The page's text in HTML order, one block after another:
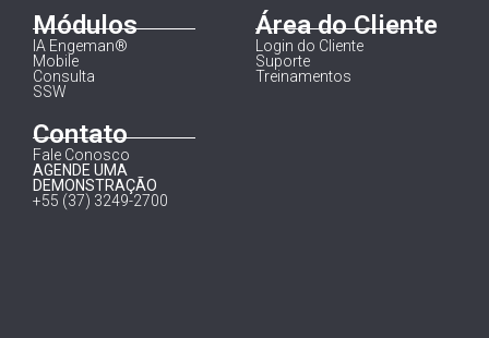
Módulos
IA Engeman®
Mobile
Consulta
SSW
Área do Cliente
Login do Cliente
Suporte
Treinamentos
Contato
Fale Conosco
AGENDE UMA
DEMONSTRAÇÃO
+55 (37) 3249-2700